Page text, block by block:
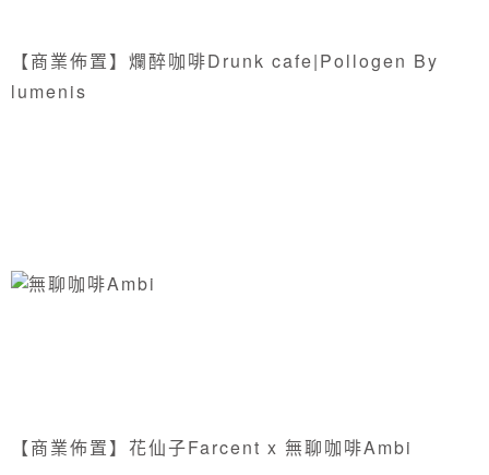
【商業佈置】爛醉咖啡Drunk cafe|Pollogen By
lumenis
【商業佈置】花仙子Farcent x 無聊咖啡Ambi